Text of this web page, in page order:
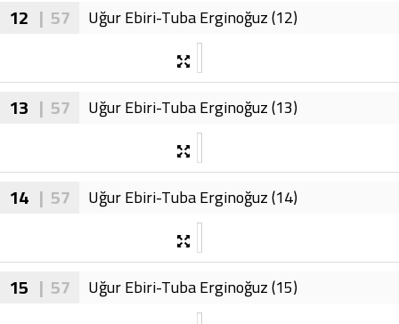
12 | 57 Uğur Ebiri-Tuba Erginoğuz (12)
13 | 57 Uğur Ebiri-Tuba Erginoğuz (13)
14 | 57 Uğur Ebiri-Tuba Erginoğuz (14)
15 | 57 Uğur Ebiri-Tuba Erginoğuz (15)